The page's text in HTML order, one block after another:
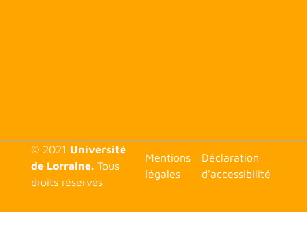
© 2021 Université
de Lorraine.Tous
droits réservés
<none>
Mentions
légales
Déclaration
d'accessibilité